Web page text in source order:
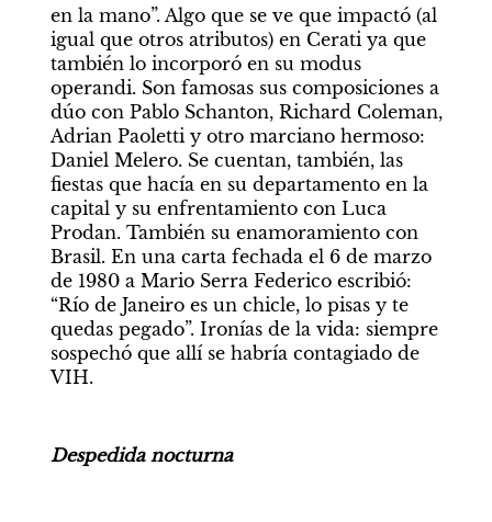
en la mano”. Algo que se ve que impactó (al
igual que otros atributos) en Cerati ya que
también lo incorporó en su modus
operandi. Son famosas sus composiciones a
dúo con Pablo Schanton, Richard Coleman,
Adrian Paoletti y otro marciano hermoso:
Daniel Melero. Se cuentan, también, las
fiestas que hacía en su departamento en la
capital y su enfrentamiento con Luca
Prodan. También su enamoramiento con
Brasil. En una carta fechada el 6 de marzo
de 1980 a Mario Serra Federico escribió:
“Río de Janeiro es un chicle, lo pisas y te
quedas pegado”. Ironías de la vida: siempre
sospechó que allí se habría contagiado de
VIH.
Despedida nocturna